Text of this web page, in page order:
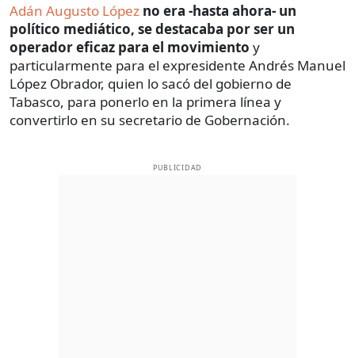
Adán Augusto López no era -hasta ahora- un
político mediático, se destacaba por ser un
operador eficaz para el movimiento y
particularmente para el expresidente Andrés Manuel
López Obrador, quien lo sacó del gobierno de
Tabasco, para ponerlo en la primera línea y
convertirlo en su secretario de Gobernación.
PUBLICIDAD